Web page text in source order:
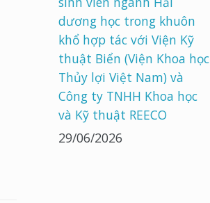
dương học trong khuôn
khổ hợp tác với Viện Kỹ
thuật Biển (Viện Khoa học
Thủy lợi Việt Nam) và
Công ty TNHH Khoa học
và Kỹ thuật REECO
29/06/2026